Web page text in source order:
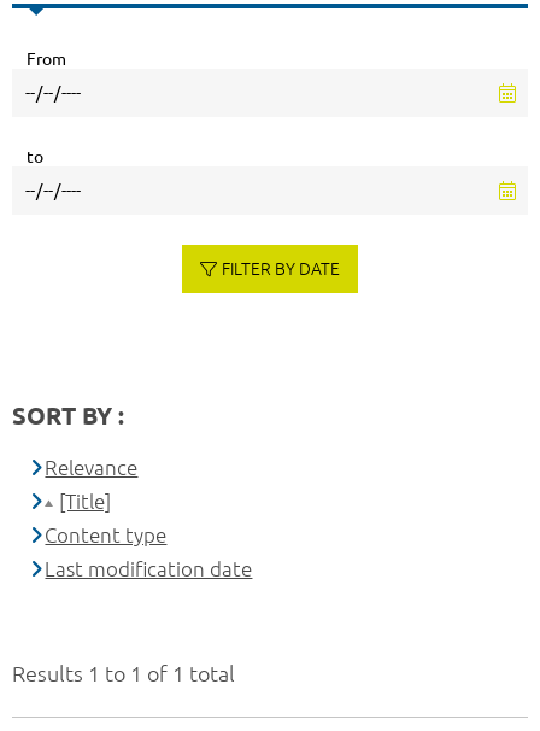
Results 1 to 1 of 1 total
From
to
FILTER BY DATE
SORT BY :
Relevance
[Title]
Content type
Last modification date